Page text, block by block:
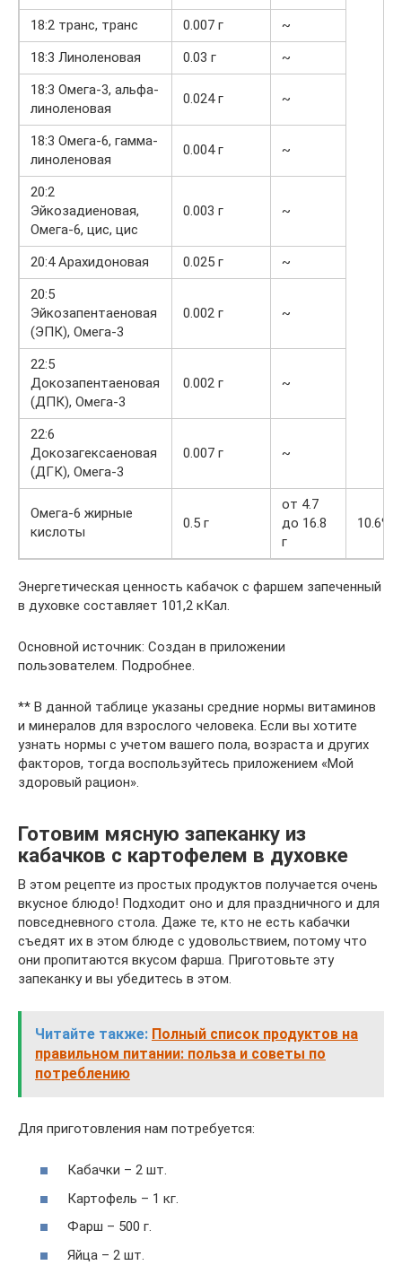
18:2 транс, транс
0.007 г
~
18:3 Линоленовая
0.03 г
~
18:3 Омега-3, альфа-
линоленовая
0.024 г ~
18:3 Омега-6, гамма-
линоленовая
0.004 г ~
20:2
Эйкозадиеновая,
Омега-6, цис, цис
0.003 г ~
20:4 Арахидоновая 0.025 г
~
20:5
Эйкозапентаеновая
(ЭПК), Омега-3
0.002 г ~
22:5
Докозапентаеновая
(ДПК), Омега-3
0.002 г ~
22:6
Докозагексаеновая
(ДГК), Омега-3
0.007 г ~
Омега-6 жирные
кислоты
0.5 г
от 4.7
до 16.8
г
10.6%
Энергетическая ценность кабачок с фаршем запеченный
в духовке составляет 101,2 кКал.
Основной источник: Создан в приложении
пользователем. Подробнее.
** В данной таблице указаны средние нормы витаминов
и минералов для взрослого человека. Если вы хотите
узнать нормы с учетом вашего пола, возраста и других
факторов, тогда воспользуйтесь приложением «Мой
здоровый рацион».
Готовим мясную запеканку из
кабачков с картофелем в духовке
В этом рецепте из простых продуктов получается очень
вкусное блюдо! Подходит оно и для праздничного и для
повседневного стола. Даже те, кто не есть кабачки
съедят их в этом блюде с удовольствием, потому что
они пропитаются вкусом фарша. Приготовьте эту
запеканку и вы убедитесь в этом.
Читайте также: Полный список продуктов на
правильном питании: польза и советы по
потреблению
Для приготовления нам потребуется:
Кабачки – 2 шт.
Картофель – 1 кг.
Фарш – 500 г.
Яйца – 2 шт.